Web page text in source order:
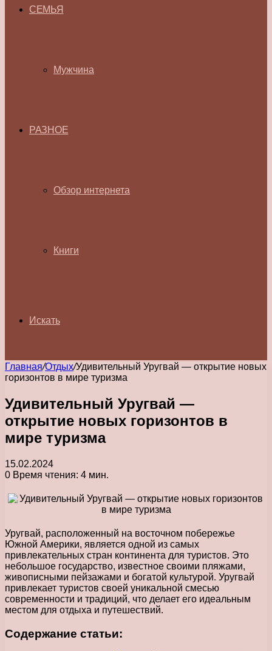
СЕМЬЯ
Мужчина
РАЗНОЕ
Обзор интернета
Книги
Искать
Главная/Отдых/Удивительный Уругвай — открытие новых
горизонтов в мире туризма
Удивительный Уругвай —
открытие новых горизонтов в
мире туризма
15.02.2024
0 Время чтения: 4 мин.
Уругвай, расположенный на восточном побережье
Южной Америки, является одной из самых
привлекательных стран континента для туристов. Это
небольшое государство, известное своими пляжами,
живописными пейзажами и богатой культурой. Уругвай
привлекает туристов своей уникальной смесью
современности и традиций, что делает его идеальным
местом для отдыха и путешествий.
Содержание статьи: